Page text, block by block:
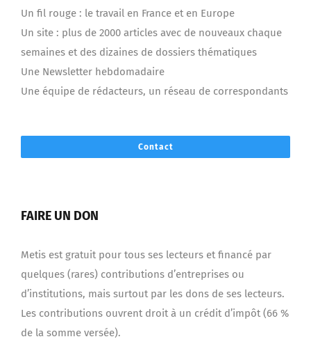
Un fil rouge : le travail en France et en Europe
Un site : plus de 2000 articles avec de nouveaux chaque
semaines et des dizaines de dossiers thématiques
Une Newsletter hebdomadaire
Une équipe de rédacteurs, un réseau de correspondants
Contact
FAIRE UN DON
Metis est gratuit pour tous ses lecteurs et financé par
quelques (rares) contributions d’entreprises ou
d’institutions, mais surtout par les dons de ses lecteurs.
Les contributions ouvrent droit à un crédit d’impôt (66 %
de la somme versée).